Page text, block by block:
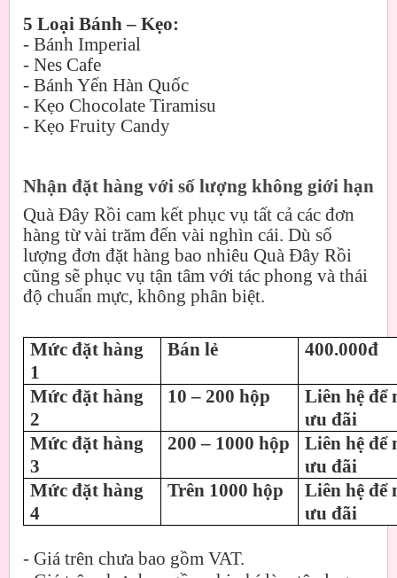
5 Loại Bánh – Kẹo:
- Bánh Imperial
- Nes Cafe
- Bánh Yến Hàn Quốc
- Kẹo Chocolate Tiramisu
- Kẹo Fruity Candy
Nhận đặt hàng với số lượng không giới hạn
Quà Đây Rồi cam kết phục vụ tất cả các đơn
hàng từ vài trăm đến vài nghìn cái. Dù số
lượng đơn đặt hàng bao nhiêu Quà Đây Rồi
cũng sẽ phục vụ tận tâm với tác phong và thái
độ chuẩn mực, không phân biệt.
Mức đặt hàng
1
Bán lẻ 400.000đ
Mức đặt hàng
2
10 – 200 hộp
Liên hệ để
ưu đãi
Mức đặt hàng
3
200 – 1000 hộp
Liên hệ để
ưu đãi
Mức đặt hàng
4
Trên 1000 hộp
Liên hệ để
ưu đãi
- Giá trên chưa bao gồm VAT.